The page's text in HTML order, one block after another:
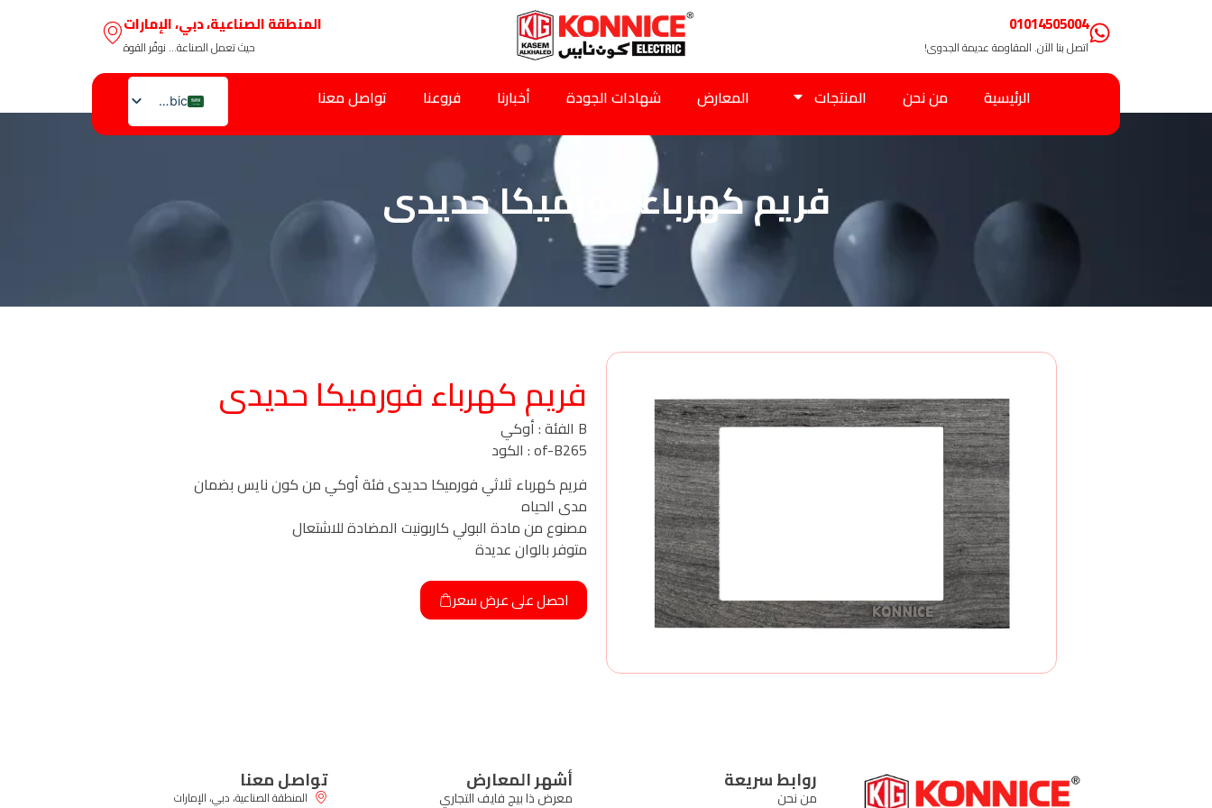
01014505004
اتصل بنا الآن. المقاومة عديمة الجدوى!
المنطقة الصناعية، دبي، الإمارات
حيث تعمل الصناعة… نوفّر القوة
Arabic
English
الرئيسية من نحن المنتجات المعارض شهادات الجودة أخبارنا فروعنا تواصل معنا
فريم كهرباء فورميكا حديدى
فريم كهرباء فورميكا حديدى
B الفئة : أوكي
of-B265 : الكود
فريم كهرباء ثلاثي فورميكا حديدى فئة أوكي من كون نايس بضمان
مدى الحياه
مصنوع من مادة البولي كاربونيت المضادة للاشتعال
متوفر بالوان عديدة
احصل على عرض سعر
روابط سريعة
من نحن
أشهر المعارض
معرض ذا بيج فايف التجاري
تواصل معنا
المنطقة الصناعية، دبي، الإمارات